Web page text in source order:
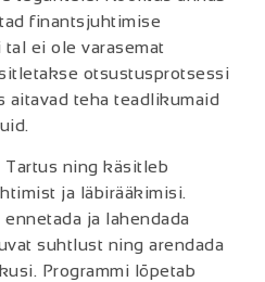
finantsjuhtimise
ei ole varasemat
otsustusprotsessi
aitavad teha teadlikumaid
ning käsitleb
ja läbirääkimisi.
ja lahendada
suhtlust ning arendada
Programmi lõpetab